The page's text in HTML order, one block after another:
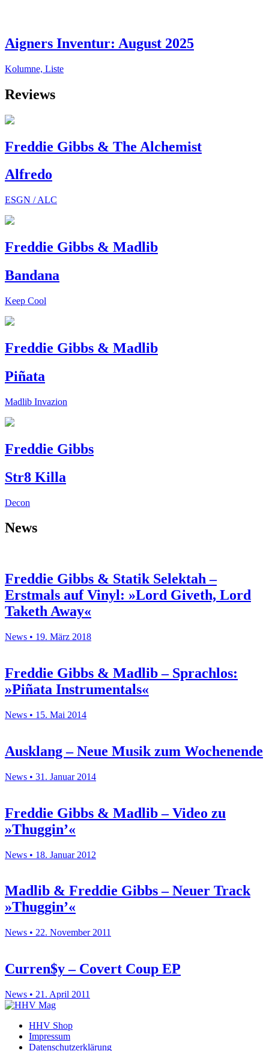
Aigners Inventur: August 2025
Kolumne, Liste
Reviews
Freddie Gibbs & The Alchemist
Alfredo
ESGN / ALC
Freddie Gibbs & Madlib
Bandana
Keep Cool
Freddie Gibbs & Madlib
Piñata
Madlib Invazion
Freddie Gibbs
Str8 Killa
Decon
News
Freddie Gibbs & Statik Selektah –
Erstmals auf Vinyl: »Lord Giveth, Lord
Taketh Away«
News • 19. März 2018
Freddie Gibbs & Madlib – Sprachlos:
»Piñata Instrumentals«
News • 15. Mai 2014
Ausklang – Neue Musik zum Wochenende
News • 31. Januar 2014
Freddie Gibbs & Madlib – Video zu
»Thuggin’«
News • 18. Januar 2012
Madlib & Freddie Gibbs – Neuer Track
»Thuggin’«
News • 22. November 2011
Curren$y – Covert Coup EP
News • 21. April 2011
HHV Shop
Impressum
Datenschutzerklärung